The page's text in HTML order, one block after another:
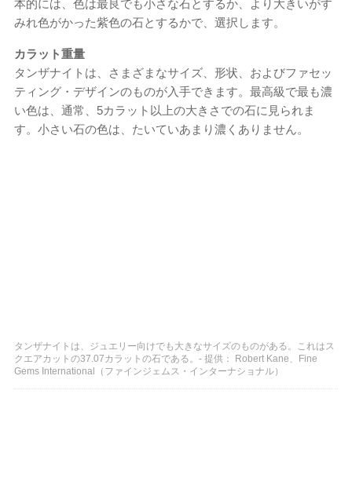
本的には、色は最良でも小さな石とするか、より大きいがす
みれ色がかった紫色の石とするかで、選択します。
カラット重量
タンザナイトは、さまざまなサイズ、形状、およびファセッ
ティング・デザインのものが入手できます。最高級で最も濃
い色は、通常、5カラット以上の大きさでの石に見られま
す。小さい石の色は、たいていあまり濃くありません。
タンザナイトは、ジュエリー向けでも大きなサイズのものがある。これはス
クエアカットの37.07カラットの石である。- 提供： Robert Kane、Fine
Gems International（ファインジェムス・インターナショナル）